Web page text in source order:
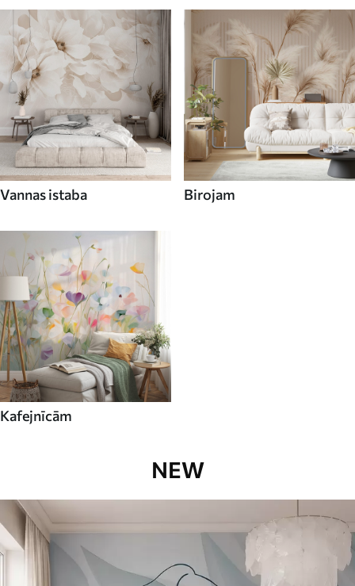
Vannas istaba Birojam
Kafejnīcām
NEW